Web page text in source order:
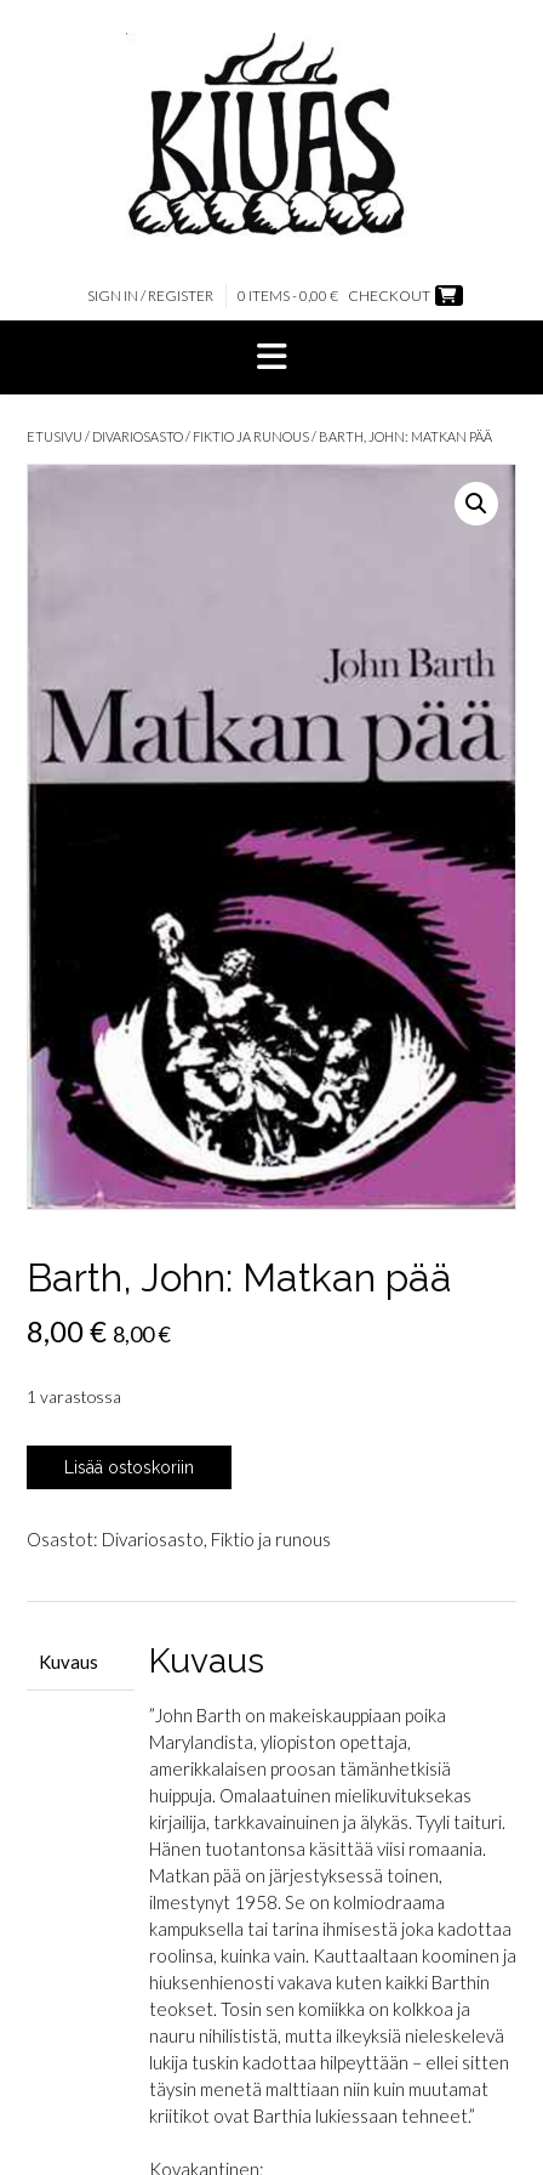
SIGN IN / REGISTER 0 ITEMS - 0,00 € CHECKOUT
ETUSIVU / DIVARIOSASTO/ FIKTIO JA RUNOUS/ BARTH, JOHN: MATKAN PÄÄ
Barth, John: Matkan pää
8,00€ 8,00€
1 varastossa
Barth,
John:
pää
Lisää ostoskoriin
Osastot: Divariosasto, Fiktio ja runous
Kuvaus Kuvaus
”John Barth on makeiskauppiaan poika
Marylandista, yliopiston opettaja,
amerikkalaisen proosan tämänhetkisiä
huippuja. Omalaatuinen mielikuvituksekas
kirjailija, tarkkavainuinen ja älykäs. Tyyli taituri.
Hänen tuotantonsa käsittää viisi romaania.
Matkan pää on järjestyksessä toinen,
ilmestynyt 1958. Se on kolmiodraama
kampuksella tai tarina ihmisestä joka kadottaa
roolinsa, kuinka vain. Kauttaaltaan koominen ja
hiuksenhienosti vakava kuten kaikki Barthin
teokset. Tosin sen komiikka on kolkkoa ja
nauru nihilististä, mutta ilkeyksiä nieleskelevä
lukija tuskin kadottaa hilpeyttään – ellei sitten
täysin menetä malttiaan niin kuin muutamat
kriitikot ovat Barthia lukiessaan tehneet.”
Kovakantinen;